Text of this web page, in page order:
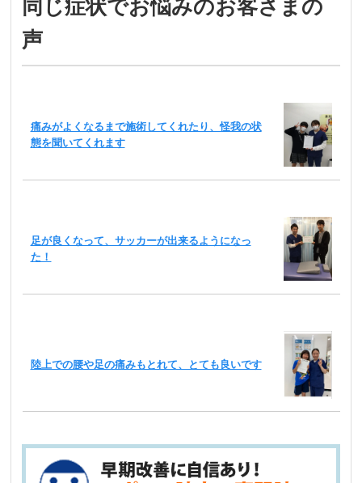
同じ症状でお悩みのお客さまの
声
痛みがよくなるまで施術してくれたり、怪我の状
態を聞いてくれます
足が良くなって、サッカーが出来るようになっ
た！
陸上での腰や足の痛みもとれて、とても良いです